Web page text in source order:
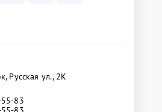
Русская ул., 2К
83